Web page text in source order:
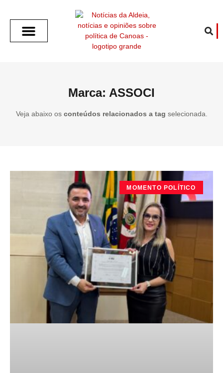
Marca: ASSOCI
Veja abaixo os conteúdos relacionados a tag selecionada.
MOMENTO POLÍTICO